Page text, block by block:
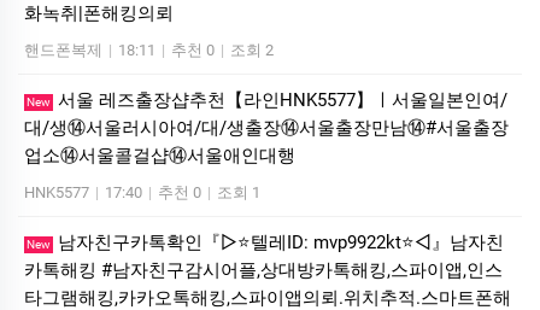
화녹취|폰해킹의뢰
핸드폰복제 | 18:11 | 추천 0 | 조회 2
New 서울 레즈출장샵추천【라인HNK5577】ㅣ서울일본인여/
대/생⑭서울러시아여/대/생출장⑭서울출장만남⑭#서울출장
업소⑭서울콜걸샵⑭서울애인대행
HNK5577 | 17:40 | 추천 0 | 조회 1
New
남자친구카톡확인『▷⭐텔레ID: mvp9922kt⭐◁』남자친
카톡해킹 #남자친구감시어플,상대방카톡해킹,스파이앱,인스
타그램해킹,카카오톡해킹,스파이앱의뢰.위치추적.스마트폰해